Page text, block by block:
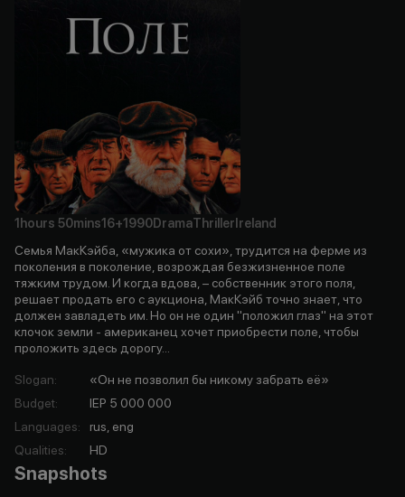
1hours 50mins16+1990DramaThriller Ireland
Семья МакКэйба, «мужика от сохи», трудится на ферме из
поколения в поколение, возрождая безжизненное поле
тяжким трудом. И когда вдова, – собственник этого поля,
решает продать его с аукциона, МакКэйб точно знает, что
должен завладеть им. Но он не один "положил глаз" на этот
клочок земли - американец хочет приобрести поле, чтобы
проложить здесь дорогу...
Slogan:
«Он не позволил бы никому забрать её»
Budget:
IEP 5 000 000
Languages:
rus, eng
Qualities: HD
Snapshots